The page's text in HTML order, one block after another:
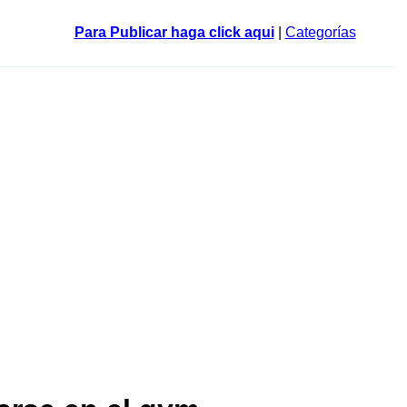
Para Publicar haga click aqui| Categorías